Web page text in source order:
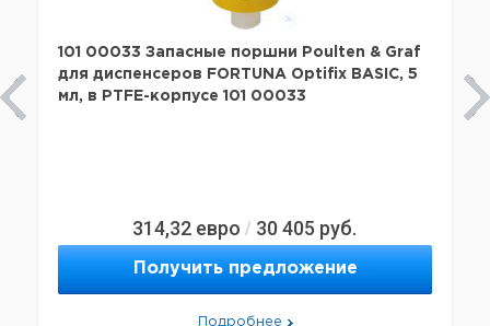
101 00033 Запасные поршни Poulten & Graf
для диспенсеров FORTUNA Optifix BASIC, 5
мл, в PTFE-корпусе 101 00033
314,32 евро / 30 405 руб.
Получить предложение
Подробнее